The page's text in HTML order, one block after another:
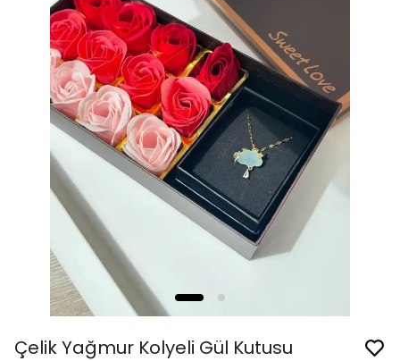
Çelik Yağmur Kolyeli Gül Kutusu